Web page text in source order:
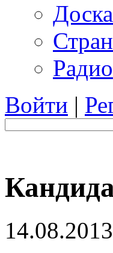
Радио
Войти |
14.08.2013